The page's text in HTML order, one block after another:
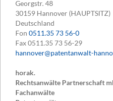
Georgstr. 48
30159 Hannover (HAUPTSITZ)
Deutschland
Fon 0511.35 73 56-0
Fax0511.35 73 56-29
hannover@patentanwalt-
horak.
Rechtsanwälte Partnerschaft
Fachanwälte